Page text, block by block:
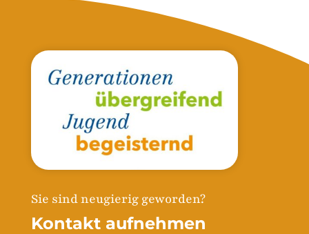
Sie sind neugierig geworden?
Kontakt aufnehmen